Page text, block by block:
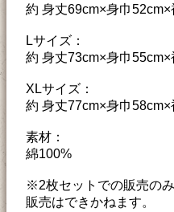
約 身丈69cm×身巾
Lサイズ：
約 身丈73cm×身巾
XLサイズ：
約 身丈77cm×身巾
素材：
綿100%
※2枚セットでの販売の
販売はできかねます。